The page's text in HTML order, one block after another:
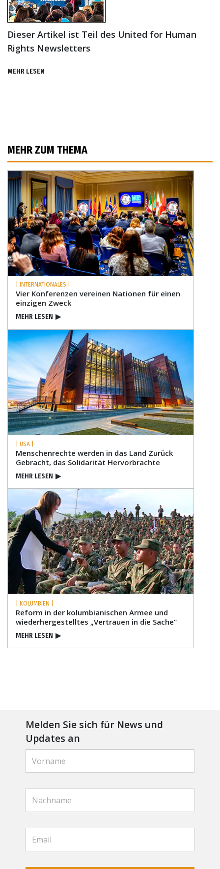
Dieser Artikel ist Teil des United for Human
Rights Newsletters
MEHR LESEN
MEHR ZUM THEMA
| INTERNATIONALES |
Vier Konferenzen vereinen Nationen für einen
einzigen Zweck
MEHR LESEN ▶
| USA |
Menschenrechte werden in das Land Zurück
Gebracht, das Solidarität Hervorbrachte
MEHR LESEN ▶
| KOLUMBIEN |
Reform in der kolumbianischen Armee und
wiederhergestelltes „Vertrauen in die Sache“
MEHR LESEN ▶
Melden Sie sich für News und
Updates an